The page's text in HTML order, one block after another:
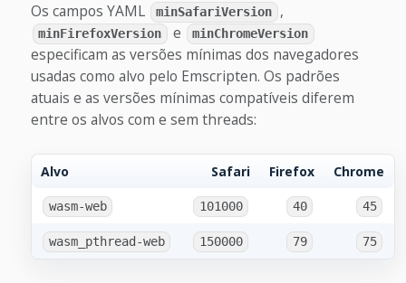
Os campos YAML minSafariVersion ,
minFirefoxVersion e minChromeVersion
especificam as versões mínimas dos navegadores
usadas como alvo pelo Emscripten. Os padrões
atuais e as versões mínimas compatíveis diferem
entre os alvos com e sem threads:
Alvo Safari Firefox Chrome
wasm-web 101000 40 45
wasm_pthread-web 150000 79 75